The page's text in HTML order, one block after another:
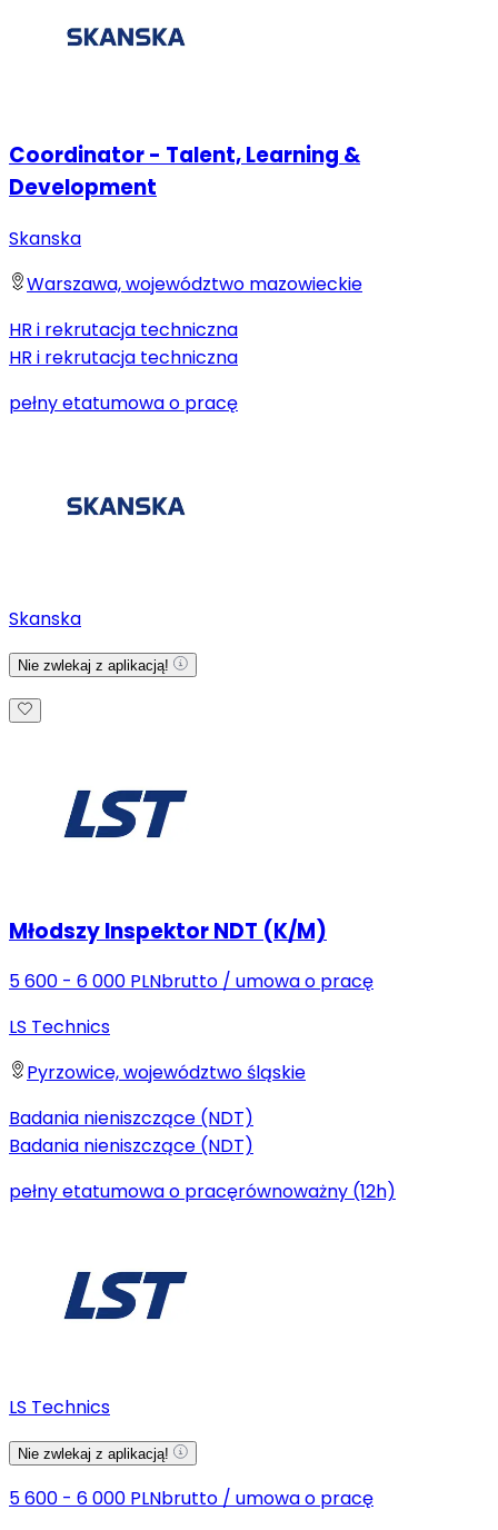
Coordinator - Talent, Learning &
Development
Skanska
Warszawa, województwo mazowieckie
HR i rekrutacja techniczna
HR i rekrutacja techniczna
pełny etatumowa o pracę
Skanska
Nie zwlekaj z aplikacją!
Młodszy Inspektor NDT (K/M)
5 600 - 6 000 PLNbrutto / umowa o pracę
LS Technics
Pyrzowice, województwo śląskie
Badania nieniszczące (NDT)
Badania nieniszczące (NDT)
pełny etatumowa o pracęrównoważny (12h)
LS Technics
Nie zwlekaj z aplikacją!
5 600 - 6 000 PLNbrutto / umowa o pracę